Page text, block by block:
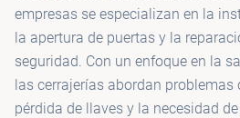
empresas se especializan en la
la apertura de puertas y la
seguridad. Con un enfoque en la
las cerrajerías abordan problemas
pérdida de llaves y la necesidad